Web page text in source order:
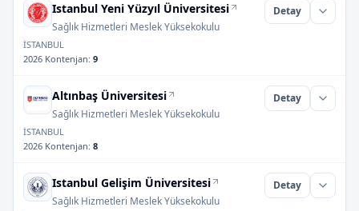
Istanbul Yeni Yüzyıl Üniversitesi
Sağlık Hizmetleri Meslek Yüksekokulu
Detay
İSTANBUL
2026 Kontenjan: 9
Altınbaş Üniversitesi
Sağlık Hizmetleri Meslek Yüksekokulu
Detay
İSTANBUL
2026 Kontenjan: 8
Istanbul Gelişim Üniversitesi
Sağlık Hizmetleri Meslek Yüksekokulu
Detay